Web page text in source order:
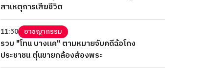
สาเหตุการเสียชีวิต
11:50 อาชญากรรม
รวบ "โทน บางแค" ตามหมายจับคดีฉ้อโกง
ประชาชน ตุ๋นขายกล้องส่องพระ